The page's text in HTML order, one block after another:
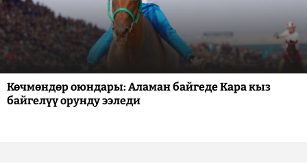
Көчмөндөр оюндары: Аламан байгеде Кара кыз
байгелүү орунду ээледи